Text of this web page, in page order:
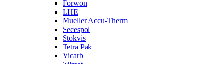
Forwon
LHE
Mueller Accu-Therm
Secespol
Stokvis
Tetra Pak
Vicarb